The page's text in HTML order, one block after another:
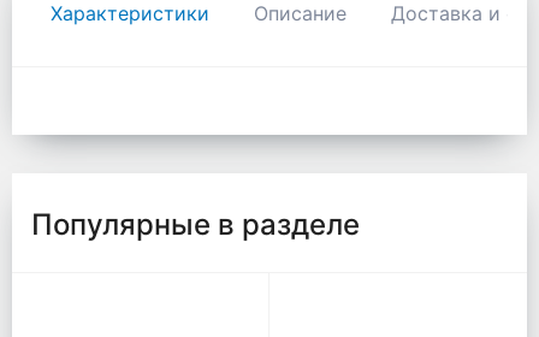
Характеристики Описание Доставка и
Популярные в разделе